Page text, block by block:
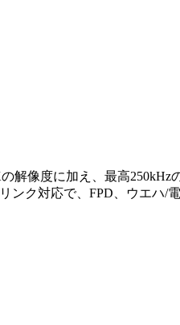
解像度に加え、最高250kHz
ンク対応で、FPD、ウエハ/